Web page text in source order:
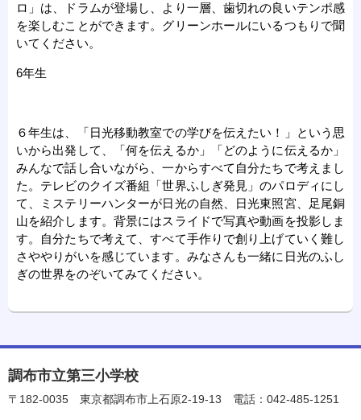
ロ」は、ドラムが登場し、より一層、歯切れの良いテンポ感
を楽しむことができます。グリーンホールにいるつもりで聞
いてください。
6年生
６年生は、「日光移動教室での学びを伝えたい！」という思
いから出発して、「何を伝えるか」「どのように伝えるか」
みんなで話し合いながら、一からすべて自分たちで考えまし
た。テレビのクイズ番組「世界ふしぎ発見」のパロディにし
て、ミステリーハンターが日光の自然、日光東照宮、足尾銅
山を紹介します。背景にはスライドで写真や動画を投影しま
す。自分たちで考えて、すべて手作りで創り上げていく難し
さややりがいを感じています。みなさんも一緒に日光のふし
ぎの世界をのぞいてみてください。
調布市立第三小学校
〒182-0035 東京都調布市上石原2-19-13 電話：042-485-1251